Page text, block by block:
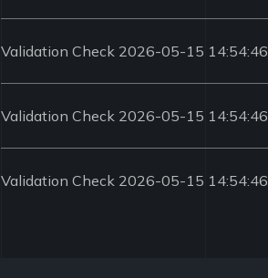
Validation Check 2026-05-15 14:54:46
Validation Check 2026-05-15 14:54:46
Validation Check 2026-05-15 14:54:46